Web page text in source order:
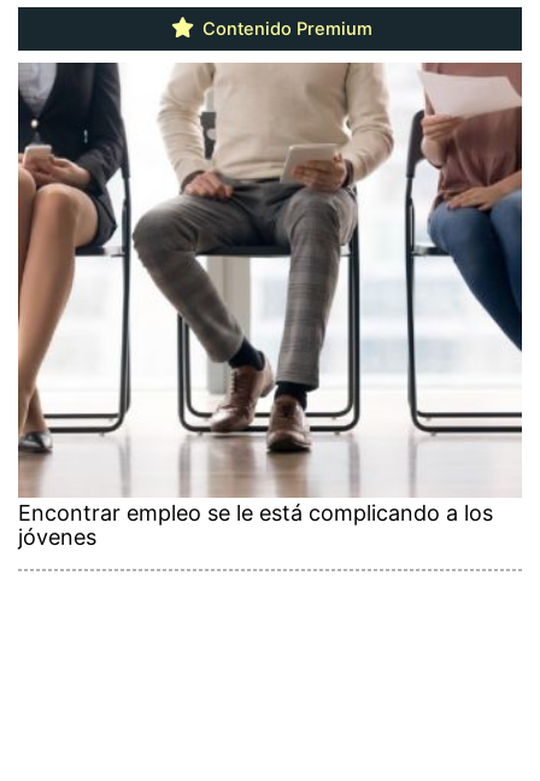
Contenido Premium
Encontrar empleo se le está complicando a los
jóvenes